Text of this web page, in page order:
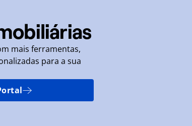
mais ferramentas,
para a sua